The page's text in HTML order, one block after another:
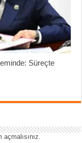
Süreçte
açmalısınız